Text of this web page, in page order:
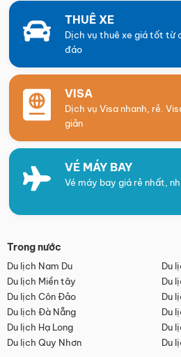
THUÊ XE
Dịch vụ thuê xe giá tốt từ
đáo
VISA
Dịch vụ Visa nhanh, rẻ.
giản
VÉ MÁY BAY
Vé máy bay giá rẻ nhất,
Trong nước
Du lịch Nam Du
Du
Du lịch Miền tây
Du
Du lịch Côn Đảo
Du
Du lịch Đà Nẵng
Du
Du lịch Hạ Long
Du
Du lịch Quy Nhơn
Du